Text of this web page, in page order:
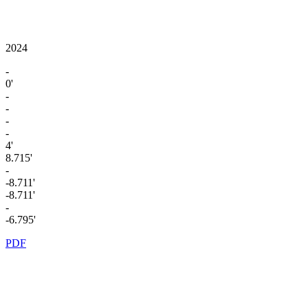
2024
-
0'
-
-
-
-
4'
8.715'
-
-8.711'
-8.711'
-
-6.795'
PDF